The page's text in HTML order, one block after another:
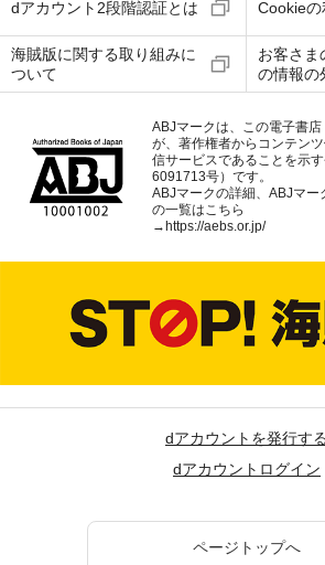
dアカウント2段階認証とは Cookieの
海賊版に関する取り組みに
ついて
お客さま
の情報の
ABJマークは、この電子書
が、著作権者からコンテン
信サービスであることを示
6091713号）です。
ABJマークの詳細、ABJマ
の一覧はこちら
→ https://aebs.or.jp/
dアカウントを発行する
dアカウントログイン
ページトップへ